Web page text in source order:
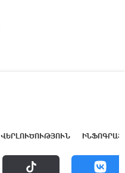
ՎԵՐԼՈՒԾՈՒԹՅՈՒՆ